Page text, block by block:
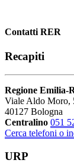
Contatti RER
Recapiti
Regione Emilia-
Viale Aldo Moro,
40127 Bologna
Centralino 051
Cerca telefoni o
URP